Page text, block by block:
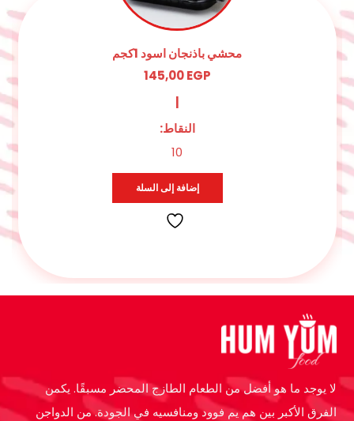
محشى ورق عنب 1كجم
لا يوجد ما هو أفضل من الطعام الطازج المحضر مسبقًا. يكمن
الفرق الأكبر بين هم يم فوود ومنافسيه في الجودة. من الدواجن